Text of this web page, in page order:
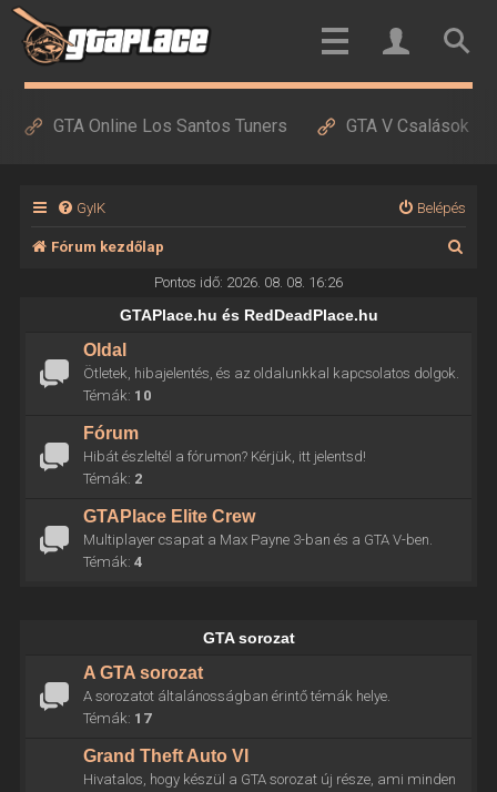
GTA Online Los Santos Tuners GTA V Csalások
GyIK Belépés
Fórum kezdőlap
Pontos idő: 2026. 08. 08. 16:26
GTAPlace.hu és RedDeadPlace.hu
Oldal
Ötletek, hibajelentés, és az oldalunkkal kapcsolatos dolgok.
Témák: 10
Fórum
Hibát észleltél a fórumon? Kérjük, itt jelentsd!
Témák: 2
GTAPlace Elite Crew
Multiplayer csapat a Max Payne 3-ban és a GTA V-ben.
Témák: 4
GTA sorozat
A GTA sorozat
A sorozatot általánosságban érintő témák helye.
Témák: 17
Grand Theft Auto VI
Hivatalos, hogy készül a GTA sorozat új része, ami minden